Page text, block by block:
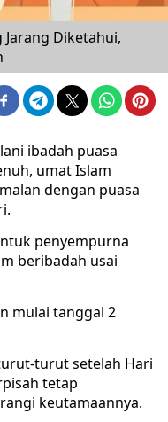
Jarang Diketahui,
ibadah puasa
umat Islam
dengan puasa
penyempurna
beribadah usai
mulai tanggal 2
turut setelah Hari
tetap
keutamaannya.